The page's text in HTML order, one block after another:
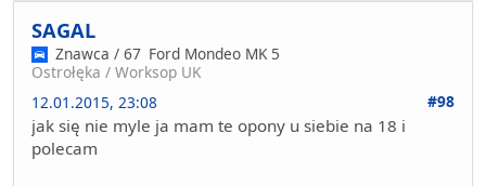
SAGAL
Znawca / 67 Ford Mondeo MK 5
Ostrołęka / Worksop UK
12.01.2015, 23:08
#98
jak się nie myle ja mam te opony u siebie na 18 i
polecam